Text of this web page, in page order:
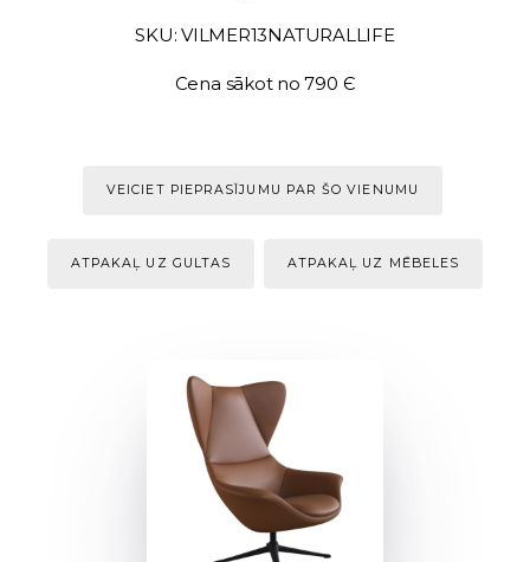
SKU: VILMER13NATURALLIFE
Cena sākot no 790 Є
VEICIET PIEPRASĪJUMU PAR ŠO VIENUMU
ATPAKAĻ UZ GULTAS ATPAKAĻ UZ MĒBELES